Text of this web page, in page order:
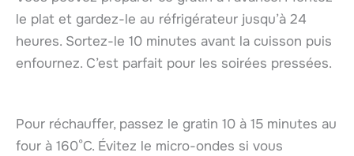
le plat et gardez-le au réfrigérateur jusqu’à 24
heures. Sortez-le 10 minutes avant la cuisson puis
enfournez. C’est parfait pour les soirées pressées.
Pour réchauffer, passez le gratin 10 à 15 minutes au
four à 160°C. Évitez le micro-ondes si vous